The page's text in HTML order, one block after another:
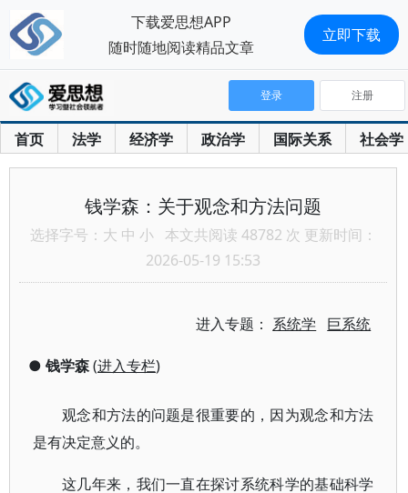
首页 法学 经济学 政治学 国际关系 社会学
登录 注册
钱学森：关于观念和方法问题
选择字号： 大 中 小 本文共阅读 48782 次 更新时间：
2026-05-19 15:53
进入专题： 系统学 巨系统
● 钱学森(进入专栏)
观念和方法的问题是很重要的，因为观念和方法
是有决定意义的。
这几年来，我们一直在探讨系统科学的基础科学
下载爱思想APP
随时随地阅读精品文章
立即下载